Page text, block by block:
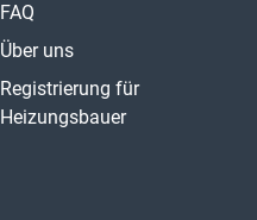
FAQ
Über uns
Registrierung für
Heizungsbauer